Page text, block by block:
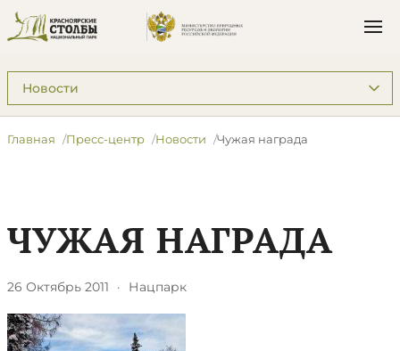
Подразделы: Пресс-центр
Главная Пресс-центр Новости Чужая награда
ЧУЖАЯ НАГРАДА
26 Октябрь 2011 · Нацпарк